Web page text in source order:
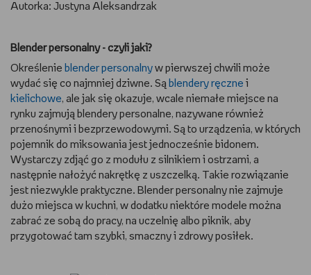
PASJE DZIECKA
GRAM
RYSUJĘ
PORADNIKI
WYWIADY
WSZYSTKO O LEGO
REDAKCJA
Autorka: Justyna Aleksandrzak
Blender personalny - czyli jaki?
Określenie blender personalny w pierwszej chwili może
wydać się co najmniej dziwne. Są blendery ręczne i
kielichowe, ale jak się okazuje, wcale niemałe miejsce na
rynku zajmują blendery personalne, nazywane również
przenośnymi i bezprzewodowymi. Są to urządzenia, w których
pojemnik do miksowania jest jednocześnie bidonem.
Wystarczy zdjąć go z modułu z silnikiem i ostrzami, a
następnie nałożyć nakrętkę z uszczelką. Takie rozwiązanie
jest niezwykle praktyczne. Blender personalny nie zajmuje
dużo miejsca w kuchni, w dodatku niektóre modele można
zabrać ze sobą do pracy, na uczelnię albo piknik, aby
przygotować tam szybki, smaczny i zdrowy posiłek.